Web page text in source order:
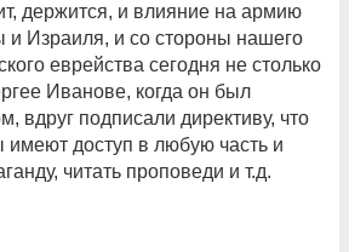
держится, и влияние на армию
и Израиля, и со стороны нашего
еврейства сегодня не столько
Иванове, когда он был
вдруг подписали директиву, что
имеют доступ в любую часть и
читать проповеди и т.д.